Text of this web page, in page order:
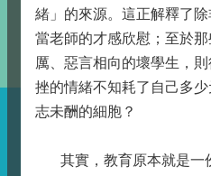
緒」的來源。這正解釋了
當老師的才感欣慰；至於
厲、惡言相向的壞學生，
挫的情緒不知耗了自己多
志未酬的細胞？
其實，教育原本就是一